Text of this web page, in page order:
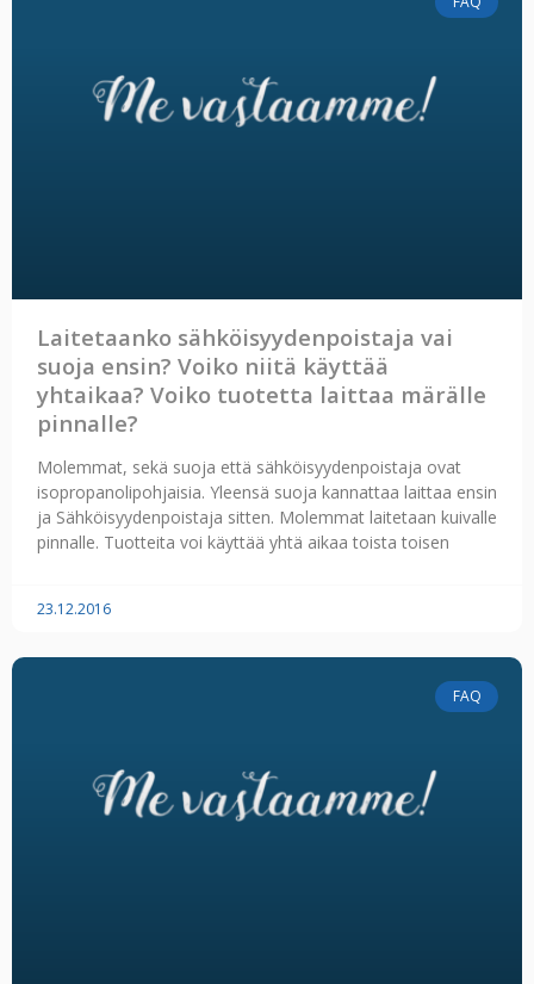
Laitetaanko sähköisyydenpoistaja vai
suoja ensin? Voiko niitä käyttää
yhtaikaa? Voiko tuotetta laittaa märälle
pinnalle?
Molemmat, sekä suoja että sähköisyydenpoistaja ovat
isopropanolipohjaisia. Yleensä suoja kannattaa laittaa ensin
ja Sähköisyydenpoistaja sitten. Molemmat laitetaan kuivalle
pinnalle. Tuotteita voi käyttää yhtä aikaa toista toisen
23.12.2016
FAQ